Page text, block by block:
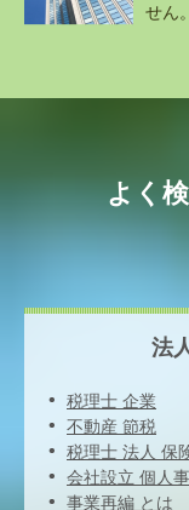
せん
よく
法
税理士 企業
不動産 節税
税理士 法人 保
会社設立 個人
事業再編 とは